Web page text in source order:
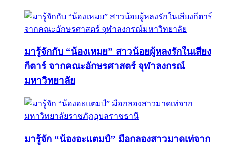
มารู้จักกับ “น้องเหมย” สาวน้อยผู้หลงรักในเสียง
กีตาร์ จากคณะอักษรศาสตร์ จุฬาลงกรณ์
มหาวิทยาลัย
มารู้จัก “น้องอะแตมป์” มือกลองสาวมาดเท่จาก